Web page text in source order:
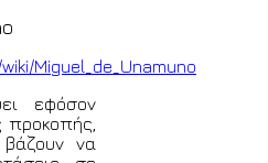
Miguel_de_Unamuno
εφόσον
προκοπής,
να